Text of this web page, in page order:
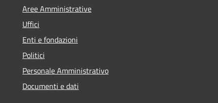
Aree Amministrative
Uffici
Enti e fondazioni
Politici
Personale Amministrativo
Documenti e dati